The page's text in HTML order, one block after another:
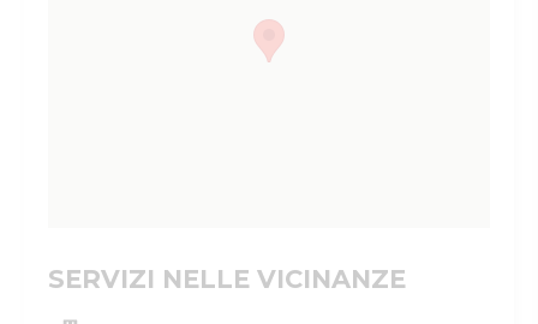
SERVIZI NELLE VICINANZE